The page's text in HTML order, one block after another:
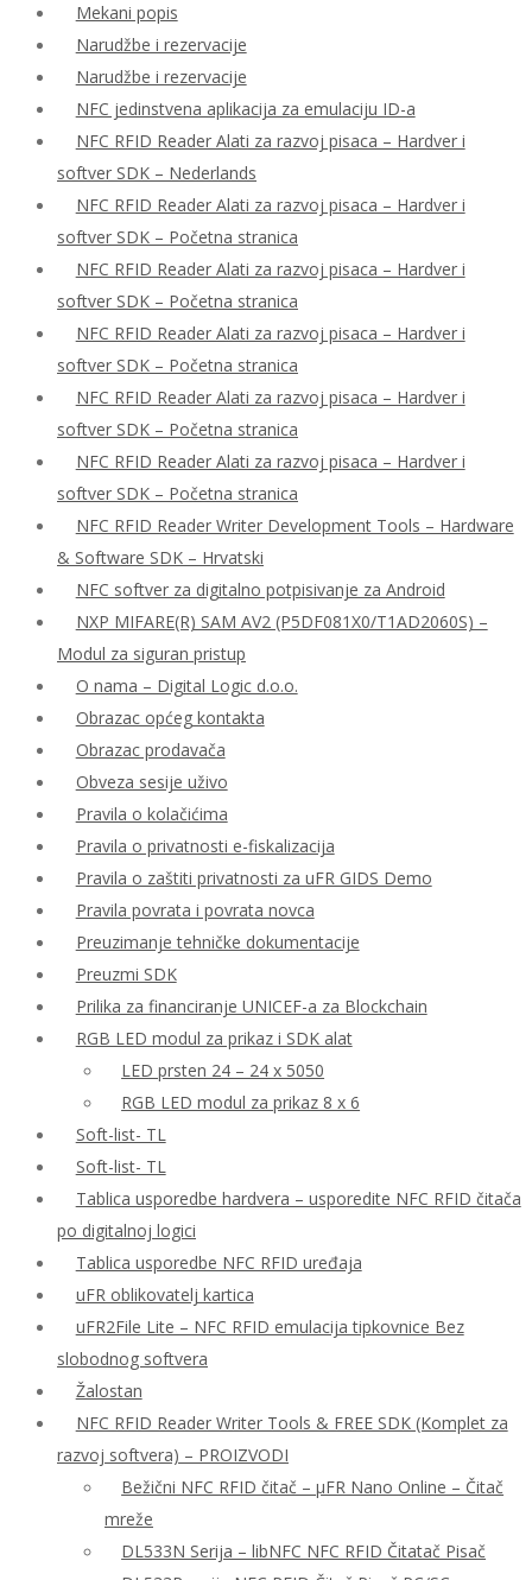
Mekani popis
Narudžbe i rezervacije
Narudžbe i rezervacije
NFC jedinstvena aplikacija za emulaciju ID-a
NFC RFID Reader Alati za razvoj pisaca – Hardver i
softver SDK – Nederlands
NFC RFID Reader Alati za razvoj pisaca – Hardver i
softver SDK – Početna stranica
NFC RFID Reader Alati za razvoj pisaca – Hardver i
softver SDK – Početna stranica
NFC RFID Reader Alati za razvoj pisaca – Hardver i
softver SDK – Početna stranica
NFC RFID Reader Alati za razvoj pisaca – Hardver i
softver SDK – Početna stranica
NFC RFID Reader Alati za razvoj pisaca – Hardver i
softver SDK – Početna stranica
NFC RFID Reader Writer Development Tools – Hardware
& Software SDK – Hrvatski
NFC softver za digitalno potpisivanje za Android
NXP MIFARE(R) SAM AV2 (P5DF081X0/T1AD2060S) –
Modul za siguran pristup
O nama – Digital Logic d.o.o.
Obrazac općeg kontakta
Obrazac prodavača
Obveza sesije uživo
Pravila o kolačićima
Pravila o privatnosti e-fiskalizacija
Pravila o zaštiti privatnosti za uFR GIDS Demo
Pravila povrata i povrata novca
Preuzimanje tehničke dokumentacije
Preuzmi SDK
Prilika za financiranje UNICEF-a za Blockchain
RGB LED modul za prikaz i SDK alat
LED prsten 24 – 24 x 5050
RGB LED modul za prikaz 8 x 6
Soft-list- TL
Soft-list- TL
Tablica usporedbe hardvera – usporedite NFC RFID čitača
po digitalnoj logici
Tablica usporedbe NFC RFID uređaja
uFR oblikovatelj kartica
uFR2File Lite – NFC RFID emulacija tipkovnice Bez
slobodnog softvera
Žalostan
NFC RFID Reader Writer Tools & FREE SDK (Komplet za
razvoj softvera) – PROIZVODI
Bežični NFC RFID čitač – μFR Nano Online – Čitač
mreže
DL533N Serija – libNFC NFC RFID Čitatač Pisač